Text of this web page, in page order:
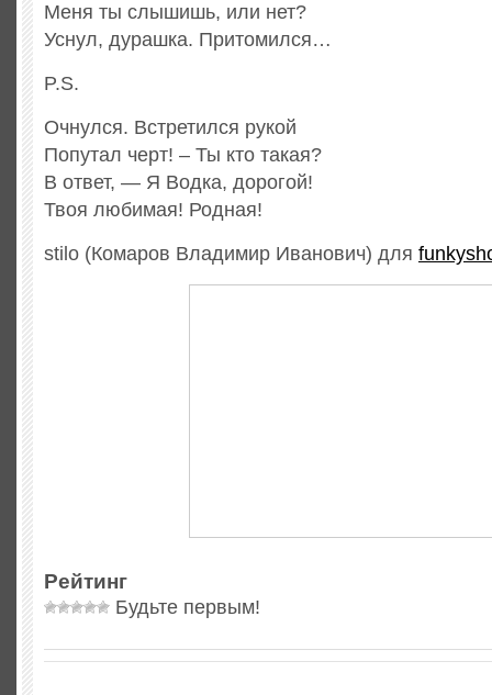
Меня ты слышишь, или нет?
Уснул, дурашка. Притомился…
P.S.
Очнулся. Встретился рукой
Попутал черт! – Ты кто такая?
В ответ, — Я Водка, дорогой!
Твоя любимая! Родная!
stilo (Комаров Владимир Иванович) для
Рейтинг
Будьте первым!